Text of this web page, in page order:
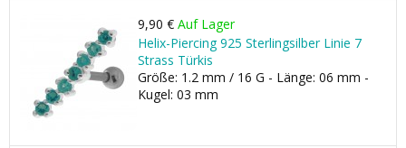
9,90 € Auf Lager
Helix-Piercing 925 Sterlingsilber Linie 7
Strass Türkis
Größe: 1.2 mm / 16 G - Länge: 06 mm -
Kugel: 03 mm